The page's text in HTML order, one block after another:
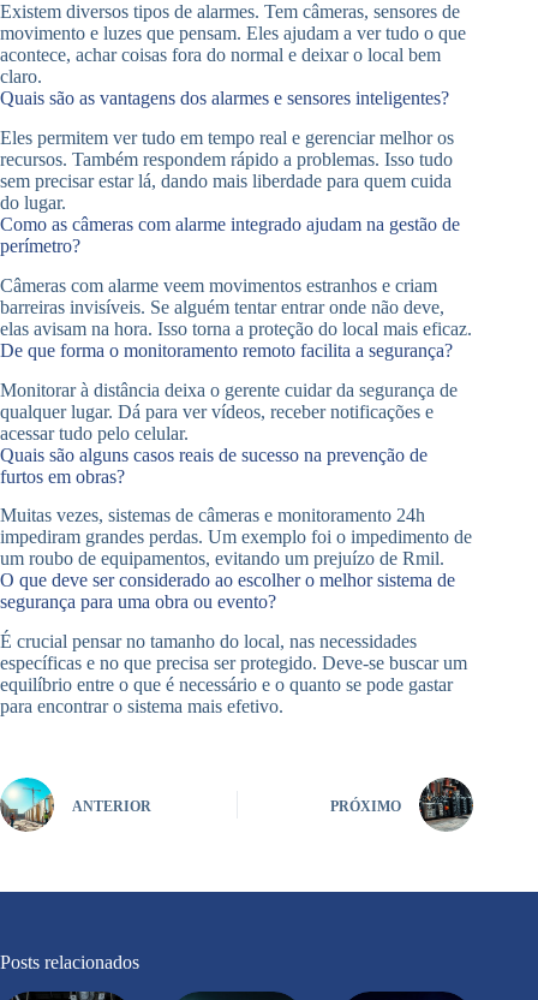
Existem diversos tipos de alarmes. Tem câmeras, sensores de
movimento e luzes que pensam. Eles ajudam a ver tudo o que
acontece, achar coisas fora do normal e deixar o local bem
claro.
Quais são as vantagens dos alarmes e sensores inteligentes?
Eles permitem ver tudo em tempo real e gerenciar melhor os
recursos. Também respondem rápido a problemas. Isso tudo
sem precisar estar lá, dando mais liberdade para quem cuida
do lugar.
Como as câmeras com alarme integrado ajudam na gestão de
perímetro?
Câmeras com alarme veem movimentos estranhos e criam
barreiras invisíveis. Se alguém tentar entrar onde não deve,
elas avisam na hora. Isso torna a proteção do local mais eficaz.
De que forma o monitoramento remoto facilita a segurança?
Monitorar à distância deixa o gerente cuidar da segurança de
qualquer lugar. Dá para ver vídeos, receber notificações e
acessar tudo pelo celular.
Quais são alguns casos reais de sucesso na prevenção de
furtos em obras?
Muitas vezes, sistemas de câmeras e monitoramento 24h
impediram grandes perdas. Um exemplo foi o impedimento de
um roubo de equipamentos, evitando um prejuízo de Rmil.
O que deve ser considerado ao escolher o melhor sistema de
segurança para uma obra ou evento?
É crucial pensar no tamanho do local, nas necessidades
específicas e no que precisa ser protegido. Deve-se buscar um
equilíbrio entre o que é necessário e o quanto se pode gastar
para encontrar o sistema mais efetivo.
ANTERIOR PRÓXIMO
Posts relacionados